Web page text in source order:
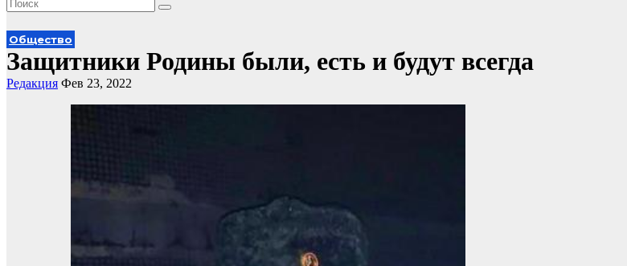
Общество
Защитники Родины были, есть и будут всегда
Редакция Фев 23, 2022